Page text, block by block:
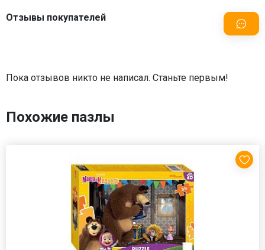
Отзывы покупателей
Пока отзывов никто не написал. Станьте первым!
Похожие пазлы